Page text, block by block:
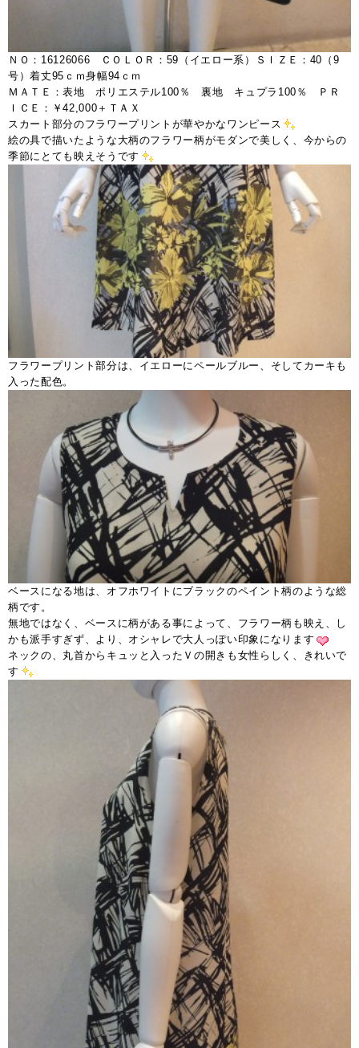
ＮＯ：16126066 ＣＯＬＯＲ：59（イエロー系）ＳＩＺＥ：40（9
号）着丈95ｃｍ身幅94ｃｍ
ＭＡＴＥ：表地 ポリエステル100％ 裏地 キュプラ100％ ＰＲ
ＩＣＥ：￥42,000＋ＴＡＸ
スカート部分のフラワープリントが華やかなワンピース
絵の具で描いたような大柄のフラワー柄がモダンで美しく、今からの
季節にとても映えそうです
フラワープリント部分は、イエローにペールブルー、そしてカーキも
入った配色。
ベースになる地は、オフホワイトにブラックのペイント柄のような総
柄です。
無地ではなく、ベースに柄がある事によって、フラワー柄も映え、し
かも派手すぎず、より、オシャレで大人っぽい印象になります
ネックの、丸首からキュッと入ったＶの開きも女性らしく、きれいで
す